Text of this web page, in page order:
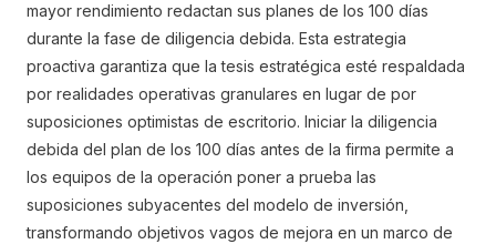
mayor rendimiento redactan sus planes de los 100 días
durante la fase de diligencia debida. Esta estrategia
proactiva garantiza que la tesis estratégica esté respaldada
por realidades operativas granulares en lugar de por
suposiciones optimistas de escritorio. Iniciar la diligencia
debida del plan de los 100 días antes de la firma permite a
los equipos de la operación poner a prueba las
suposiciones subyacentes del modelo de inversión,
transformando objetivos vagos de mejora en un marco de